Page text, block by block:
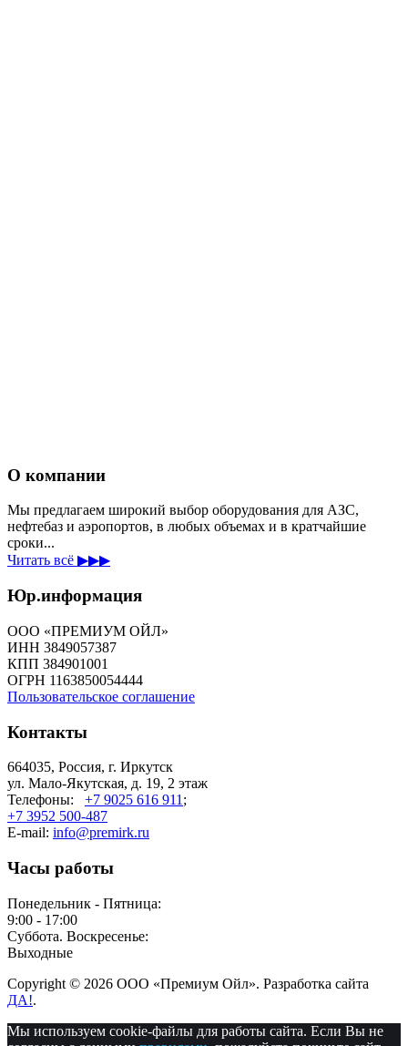
О компании
Мы предлагаем широкий выбор оборудования для АЗС,
нефтебаз и аэропортов, в любых объемах и в кратчайшие
сроки...
Читать всё ▶▶▶
Юр.информация
ООО «ПРЕМИУМ ОЙЛ»
ИНН 3849057387
КПП 384901001
ОГРН 1163850054444
Пользовательское соглашение
Контакты
664035, Россия, г. Иркутск
ул. Мало-Якутская, д. 19, 2 этаж
Телефоны: +7 9025 616 911 ;
+7 3952 500-487
E-mail: info@premirk.ru
Часы работы
Понедельник - Пятница:
9:00 - 17:00
Суббота. Воскресенье:
Выходные
Copyright © 2026 ООО «Премиум Ойл». Разработка сайта
ДА!.
Мы используем cookie-файлы для работы сайта. Если Вы не